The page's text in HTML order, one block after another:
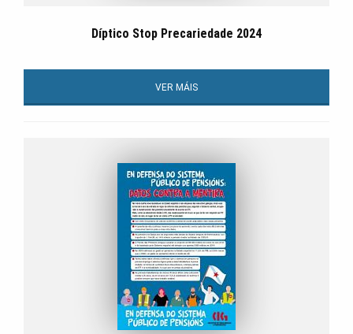
Díptico Stop Precariedade 2024
VER MÁIS